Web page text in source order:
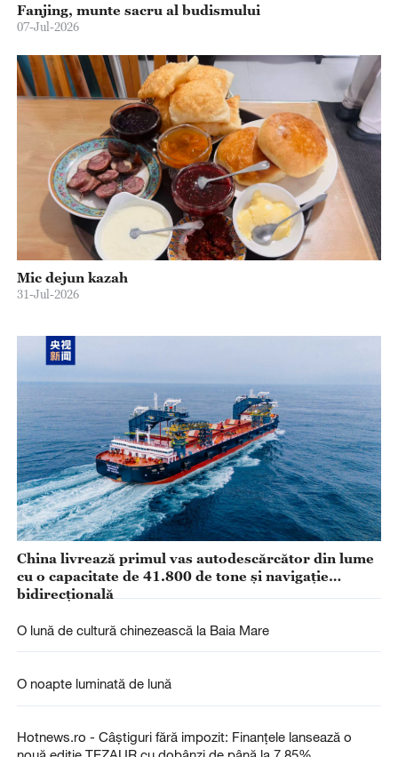
Fanjing, munte sacru al budismului
07-Jul-2026
Mic dejun kazah
31-Jul-2026
China livrează primul vas autodescărcător din lume
cu o capacitate de 41.800 de tone și navigație
bidirecțională
O lună de cultură chinezească la Baia Mare
O noapte luminată de lună
Hotnews.ro - Câștiguri fără impozit: Finanțele lansează o